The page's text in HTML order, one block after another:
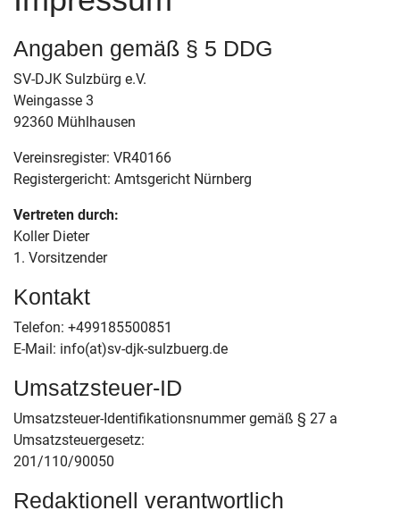
Angaben gemäß § 5 DDG
SV-DJK Sulzbürg e.V.
Weingasse 3
92360 Mühlhausen
Vereinsregister: VR40166
Registergericht: Amtsgericht Nürnberg
Vertreten durch:
Koller Dieter
1. Vorsitzender
Kontakt
Telefon: +499185500851
E-Mail: info(at)sv-djk-sulzbuerg.de
Umsatzsteuer-ID
Umsatzsteuer-Identifikationsnummer gemäß § 27 a
Umsatzsteuergesetz:
201/110/90050
Redaktionell verantwortlich